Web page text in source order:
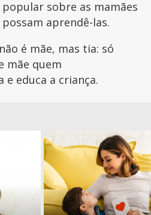
sobre as mamães
aprendê-las.
é mãe, mas tia: só
mãe quem
educa a criança.